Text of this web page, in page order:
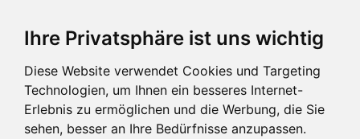
Ihre Privatsphäre ist uns wichtig
Diese Website verwendet Cookies und Targeting
Technologien, um Ihnen ein besseres Internet-
Erlebnis zu ermöglichen und die Werbung, die Sie
sehen, besser an Ihre Bedürfnisse anzupassen.